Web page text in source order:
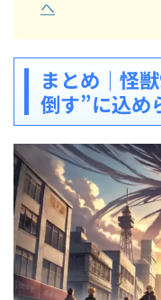
へ
まとめ｜怪
倒す”に込め